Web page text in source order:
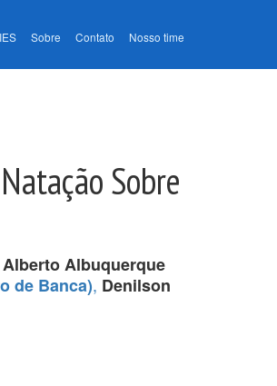
IES Sobre Contato Nosso time
Sobre
Alberto Albuquerque
de Banca), Denilson